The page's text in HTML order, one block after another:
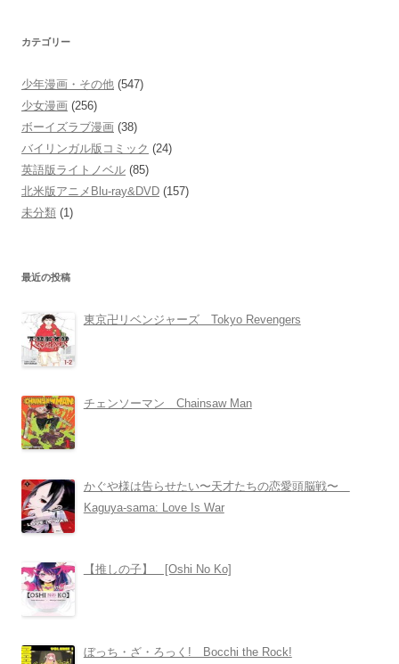
カテゴリー
少年漫画・その他 (547)
少女漫画 (256)
ボーイズラブ漫画 (38)
バイリンガル版コミック (24)
英語版ライトノベル (85)
北米版アニメBlu-ray&DVD (157)
未分類 (1)
最近の投稿
東京卍リベンジャーズ Tokyo Revengers
チェンソーマン Chainsaw Man
かぐや様は告らせたい〜天才たちの恋愛頭脳戦〜
Kaguya-sama: Love Is War
【推しの子】 [Oshi No Ko]
ぼっち・ざ・ろっく! Bocchi the Rock!